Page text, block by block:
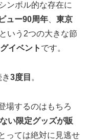
ンボル的な存在に
ュー90周年
東京
という2つの大きな節
イベント です。
3度目 。
場するのはもちろ
い限定グッズが販
っては絶対に見逃せ